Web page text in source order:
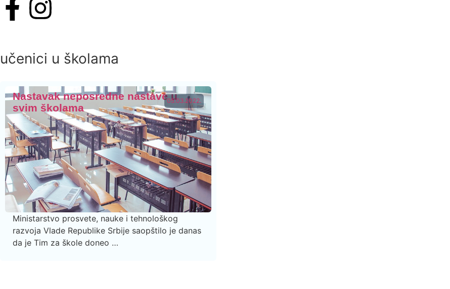
učenici u školama
05.03.2022.
Nastavak neposredne nastave u
svim školama
Ministarstvo prosvete, nauke i tehnološkog
razvoja Vlade Republike Srbije saopštilo je danas
da je Tim za škole doneo …